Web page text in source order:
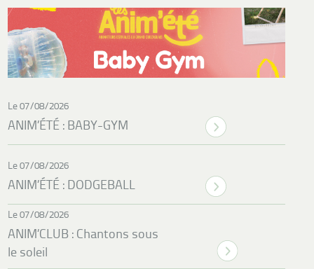
Le 07/08/2026
ANIM’ÉTÉ : BABY-GYM
Le 07/08/2026
ANIM’ÉTÉ : DODGEBALL
Le 07/08/2026
ANIM’CLUB : Chantons sous
le soleil